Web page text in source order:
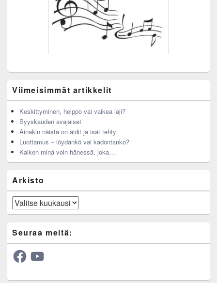
Viimeisimmät artikkelit
Keskittyminen, helppo vai vaikea laji?
Syyskauden avajaiset
Ainakin näistä on äidit ja isät tehty
Luottamus – löydänkö vai kadontanko?
Kaiken minä voin hänessä, joka…
Arkisto
Arkisto
Seuraa meitä:
FacebookYouTube